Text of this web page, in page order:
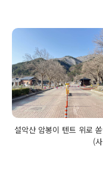
설악산 암봉이 텐트 위로
(